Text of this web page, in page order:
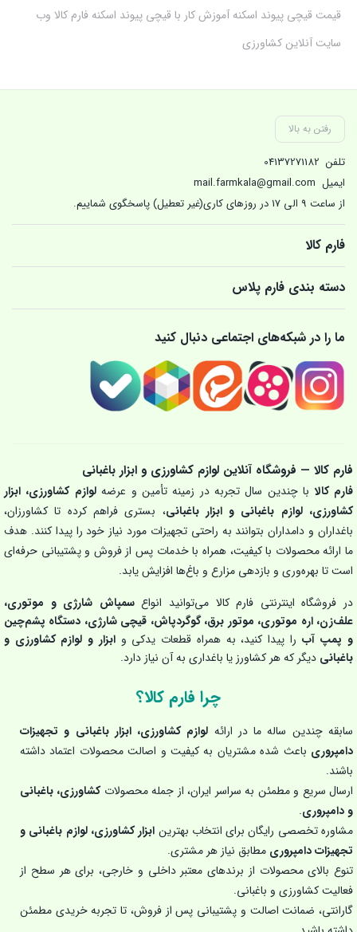
قیمت قیچی پیوند اسکنه آموزش کار با قیچی پیوند اسکنه فارم کالا وب
سایت آنلاین کشاورزی
رفتن به بالا
تلفن 04137271182
ایمیل mail.farmkala@gmail.com
از ساعت 9 الی 17 در روزهای کاری(غیر تعطیل) پاسخگوی شماییم.
فارم کالا
دسته بندی فارم پلاس
ما را در شبکه‌های اجتماعی دنبال کنید
فارم کالا — فروشگاه آنلاین لوازم کشاورزی و ابزار باغبانی
فارم کالا با چندین سال تجربه در زمینه تأمین و عرضهلوازم کشاورزی، ابزار
کشاورزی، لوازم باغبانی و ابزار باغبانی، بستری فراهم کرده تا کشاورزان،
باغداران و دامداران بتوانند به راحتی تجهیزات مورد نیاز خود را پیدا کنند. هدف
ما ارائه محصولات با کیفیت، همراه با خدمات پس از فروش و پشتیبانی حرفه‌ای
است تا بهره‌وری و بازدهی مزارع و باغ‌ها افزایش یابد.
در فروشگاه اینترنتی فارم کالا می‌توانید انواعسمپاش شارژی و موتوری،
علف‌زن، اره موتوری، موتور برق، گوگردپاش، قیچی شارژی، دستگاه پشم‌چین
و پمپ آب را پیدا کنید، به همراه قطعات یدکی وابزار و لوازم کشاورزی و
باغبانی دیگر که هر کشاورز یا باغداری به آن نیاز دارد.
چرا فارم کالا؟
سابقه چندین ساله ما در ارائه لوازم کشاورزی، ابزار باغبانی و تجهیزات
دامپروری باعث شده مشتریان به کیفیت و اصالت محصولات اعتماد داشته
باشند.
ارسال سریع و مطمئن به سراسر ایران، از جمله محصولاتکشاورزی، باغبانی
و دامپروری.
مشاوره تخصصی رایگان برای انتخاب بهترین ابزار کشاورزی، لوازم باغبانی و
تجهیزات دامپروری مطابق نیاز هر مشتری.
تنوع بالای محصولات از برندهای معتبر داخلی و خارجی، برای هر سطح از
فعالیت کشاورزی و باغبانی.
گارانتی، ضمانت اصالت و پشتیبانی پس از فروش، تا تجربه خریدی مطمئن